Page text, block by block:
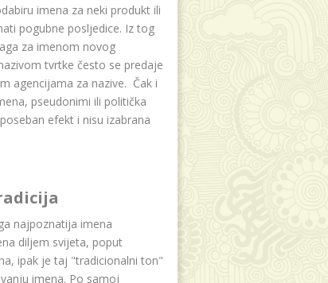
imena za neki produkt ili
pogubne posljedice. Iz tog
za imenom novog
tvrtke često se predaje
agencijama za nazive. Čak i
pseudonimi ili politička
efekt i nisu izabrana
najpoznatija imena
diljem svijeta, poput
ipak je taj "tradicionalni ton"
imena. Po samoj